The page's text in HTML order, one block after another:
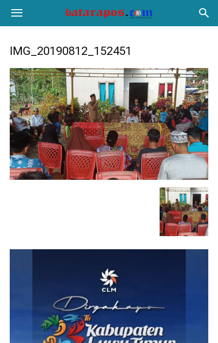
IMG_20190812_152451